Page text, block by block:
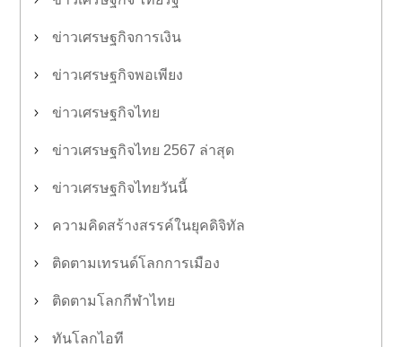
ข่าวเศรษฐกิจการเงิน
ข่าวเศรษฐกิจพอเพียง
ข่าวเศรษฐกิจไทย
ข่าวเศรษฐกิจไทย 2567 ล่าสุด
ข่าวเศรษฐกิจไทยวันนี้
ความคิดสร้างสรรค์ในยุคดิจิทัล
ติดตามเทรนด์โลกการเมือง
ติดตามโลกกีฬาไทย
ทันโลกไอที